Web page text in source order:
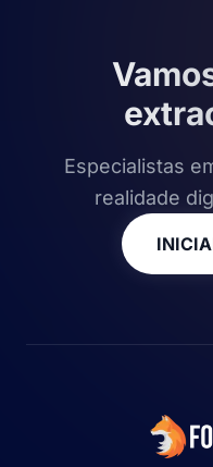
Especialistas
realidade